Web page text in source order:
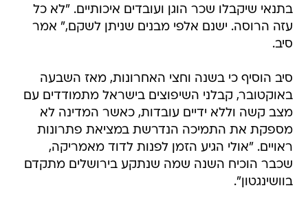
בתנאי שיקבלו שכר הוגן ועובדים איכותיים. "לא כל
עזה הרוסה. ישנם אלפי מבנים שניתן לשקם," אמר
סיב.
סיב הוסיף כי בשנה וחצי האחרונות, מאז השבעה
באוקטובר, קבלני השיפוצים בישראל מתמודדים עם
מצב קשה וללא ידיים עובדות, כאשר המדינה לא
מספקת את התמיכה הנדרשת במציאת פתרונות
ראויים. "אולי הגיע הזמן לפנות לדוד מאמריקה,
שכבר הוכיח השנה שמה שנתקע בירושלים מתקדם
בוושינגטון".